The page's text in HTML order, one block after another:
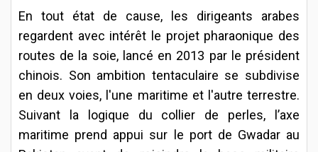
En tout état de cause, les dirigeants arabes
regardent avec intérêt le projet pharaonique des
routes de la soie, lancé en 2013 par le président
chinois. Son ambition tentaculaire se subdivise
en deux voies, l'une maritime et l'autre terrestre.
Suivant la logique du collier de perles, l’axe
maritime prend appui sur le port de Gwadar au